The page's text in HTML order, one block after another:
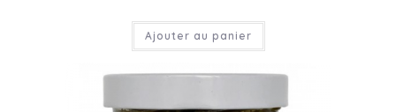
Ajouter au panier